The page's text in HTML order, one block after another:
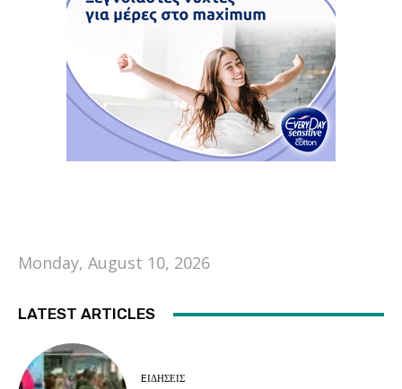
Monday, August 10, 2026
LATEST ARTICLES
EΙΔΗΣΕΙΣ